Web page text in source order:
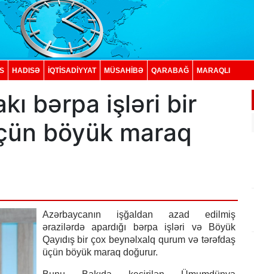
HADISƏ İQTISADIYYAT MÜSAHİBƏ QARABAĞ MARAQLI
bərpa işləri bir
böyük maraq
Azərbaycanın işğaldan azad edilmiş
ərazilərdə apardığı bərpa işləri və Böyük
Qayıdış bir çox beynəlxalq qurum və tərəfdaş
üçün böyük maraq doğurur.